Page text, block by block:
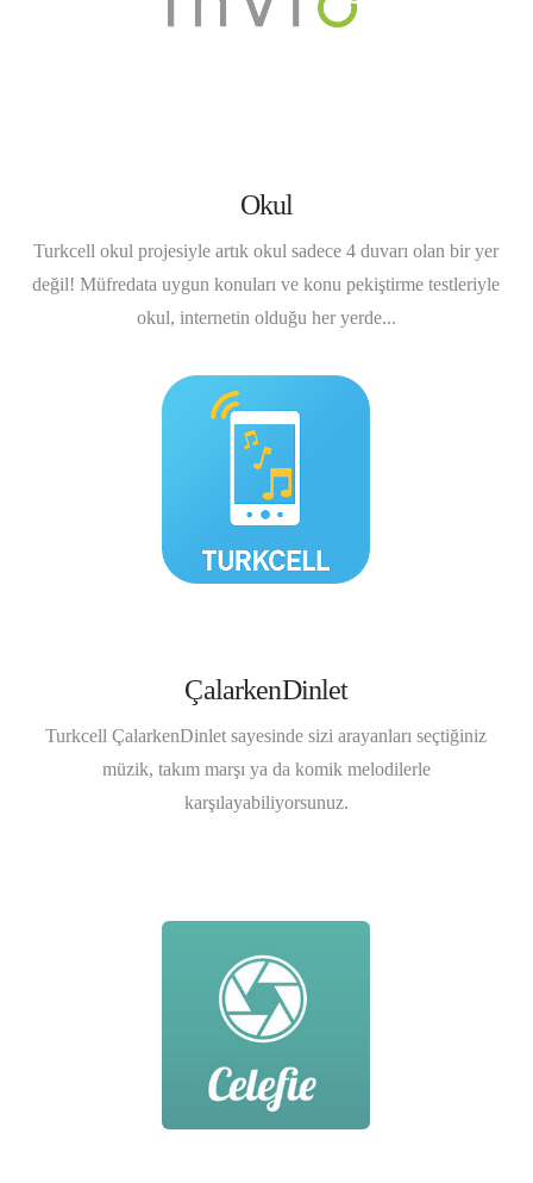
Okul
Turkcell okul projesiyle artık okul sadece 4 duvarı olan bir yer
değil! Müfredata uygun konuları ve konu pekiştirme testleriyle
okul, internetin olduğu her yerde...
ÇalarkenDinlet
Turkcell ÇalarkenDinlet sayesinde sizi arayanları seçtiğiniz
müzik, takım marşı ya da komik melodilerle
karşılayabiliyorsunuz.